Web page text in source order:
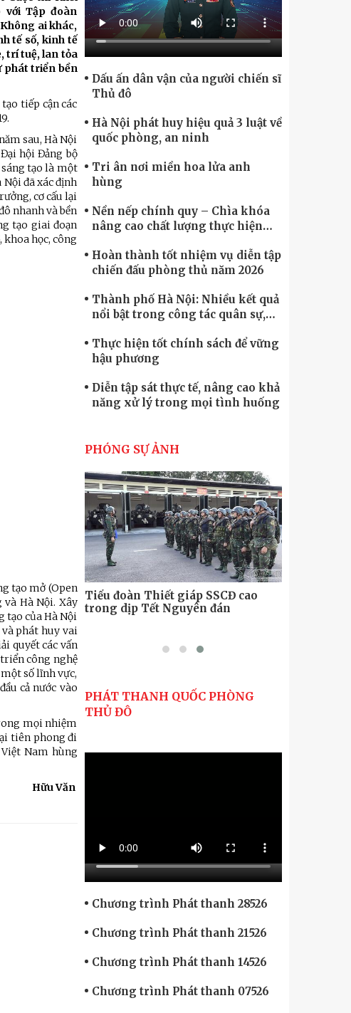
Chính phủ điện tử, Chuyển đổi số
với Tập đoàn
ai khác,
tế số, kinh tế
trí tuệ, lan tỏa
phát triển bền
tiếp cận các
sau, Hà Nội
hội Đảng bộ
tạo là một
đã xác định
cơ cấu lại
nhanh và bền
tạo giai đoạn
khoa học, công
tạo mở (Open
Hà Nội. Xây
tạo của Hà Nội
và phát huy vai
quyết các vấn
công nghệ
số lĩnh vực,
cả nước vào
mọi nhiệm
tiên phong đi
Nam hùng
Hữu Văn
Dấu ấn dân vận của người chiến sĩ
Thủ đô
Hà Nội phát huy hiệu quả 3 luật về
quốc phòng, an ninh
Tri ân nơi miền hoa lửa anh
hùng
Nền nếp chính quy – Chìa khóa
nâng cao chất lượng thực hiện
Hoàn thành tốt nhiệm vụ diễn tập
chiến đấu phòng thủ năm 2026
Thành phố Hà Nội: Nhiều kết quả
nổi bật trong công tác quân sự,
Thực hiện tốt chính sách để vững
hậu phương
Diễn tập sát thực tế, nâng cao khả
năng xử lý trong mọi tình huống
vệ “vững mạnh, rộng khắp” ngay
Trung đoàn Pháo binh 452: Huấn
luyện giỏi nâng cao sức mạnh
chiến đấu
Tiểu đoàn Thiết giáp hoàn thành
tốt diễn tập chiến thuật có bắn đạn
thật
Nơi sinh viên rèn ý trí, luyện kỹ
năng
PHÓNG SỰ ẢNH
Tiểu đoàn Thiết giáp SSCĐ cao
trong dịp Tết Nguyên đán
PHÁT THANH QUỐC PHÒNG
THỦ ĐÔ
Chương trình Phát thanh 28526
Chương trình Phát thanh 21526
Chương trình Phát thanh 14526
Chương trình Phát thanh 07526